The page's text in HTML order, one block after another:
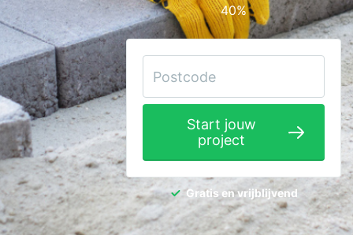
Bestrating
Cv-ketels
Dakwerken
Elektricien
Gevelwerken
Glas
Hekwerken
40%
Start jouw
project
Gratis en vrijblijvend